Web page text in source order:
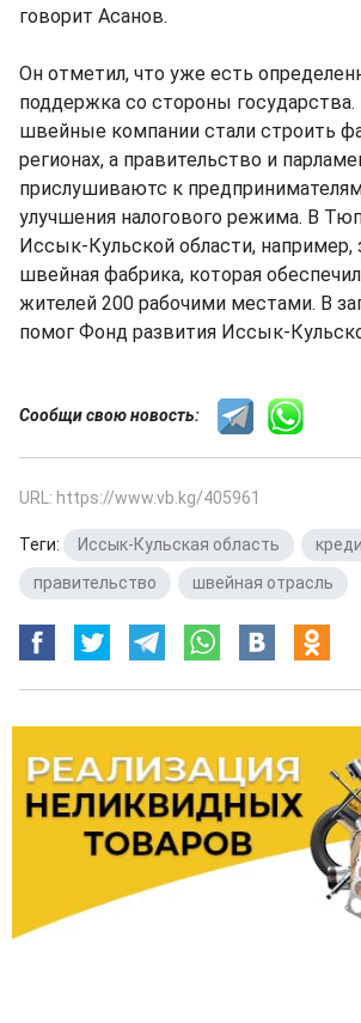
говорит Асанов.
Он отметил, что уже есть
поддержка со стороны
швейные компании стали строить
регионах, а правительство и
прислушиваютс к
улучшения налогового режима. В
Иссык-Кульской области, например,
швейная фабрика, которая
жителей 200 рабочими местами. В
помог Фонд развития Иссык-
Сообщи свою новость:
URL: https://www.vb.kg/405961
Теги: Иссык-Кульская область
правительство
швейная отрасль